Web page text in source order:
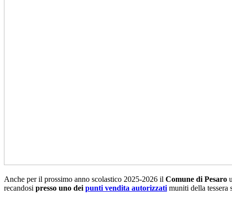
Anche per il prossimo anno scolastico 2025-2026 il Comune di Pesaro
recandosi presso uno dei punti vendita autorizzati muniti della tessera